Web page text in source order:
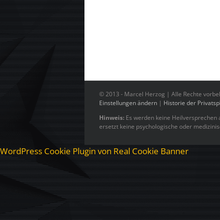
© 2013 - Marcel Herzog | Alle Rechte
Einstellungen ändern | Historie der
Hinweis: Es werden keine
ersetzt keine psychologische oder
WordPress Cookie Plugin von Real Cookie Banner